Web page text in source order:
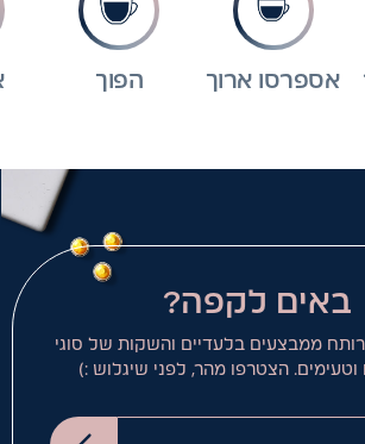
אספרסו ארוך הפוך
באים לקפה?
רותח ממבצעים בלעדיים והשקות של סוגי
הצטרפו מהר, לפני שיגלוש :)
המייל שלך